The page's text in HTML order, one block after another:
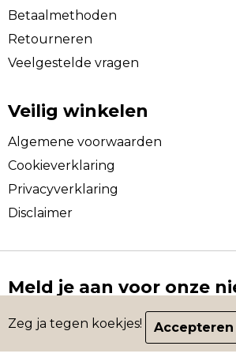
Betaalmethoden
Retourneren
Veelgestelde vragen
Veilig winkelen
Algemene voorwaarden
Cookieverklaring
Privacyverklaring
Disclaimer
Meld je aan voor onze
Schrijf je in voor onze nieuwsbrief
Zeg ja tegen koekjes!